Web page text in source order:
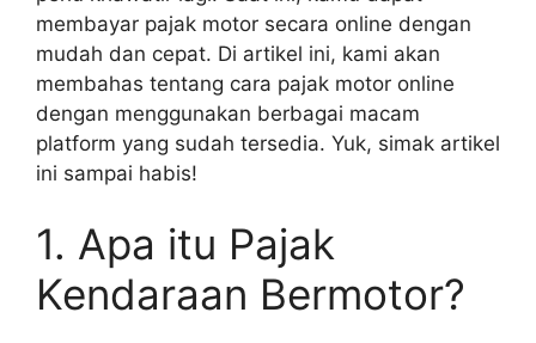
membayar pajak motor secara online dengan
mudah dan cepat. Di artikel ini, kami akan
membahas tentang cara pajak motor online
dengan menggunakan berbagai macam
platform yang sudah tersedia. Yuk, simak artikel
ini sampai habis!
1. Apa itu Pajak
Kendaraan Bermotor?